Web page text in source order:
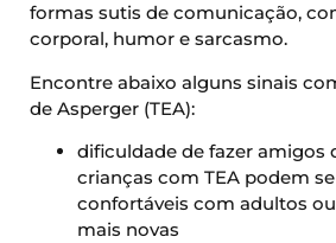
formas sutis de comunicação,
corporal, humor e sarcasmo.
Encontre abaixo alguns sinais
de Asperger (TEA):
dificuldade de fazer amigos
crianças com TEA podem
confortáveis ​​com adultos
mais novas